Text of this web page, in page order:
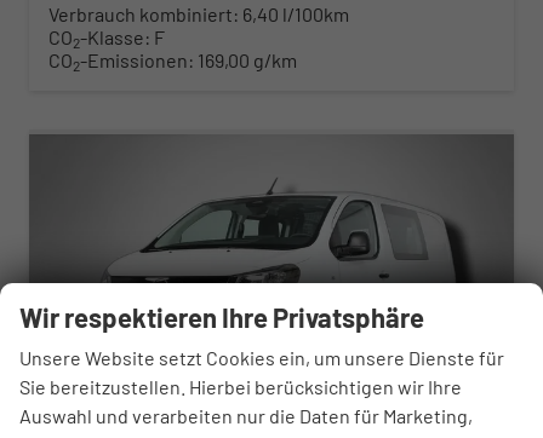
Verbrauch kombiniert: 6,40 l/100km
CO2-Klasse: F
CO2-Emissionen: 169,00 g/km
Wir respektieren Ihre Privatsphäre
Unsere Website setzt Cookies ein, um unsere Dienste für
Sie bereitzustellen. Hierbei berücksichtigen wir Ihre
Auswahl und verarbeiten nur die Daten für Marketing,